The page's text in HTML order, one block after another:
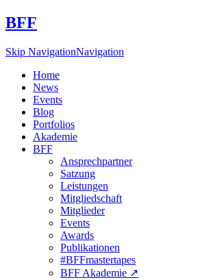
BFF
Skip NavigationNavigation
Home
News
Events
Blog
Portfolios
Akademie
BFF
Ansprechpartner
Satzung
Leistungen
Mitgliedschaft
Mitglieder
Events
Awards
Publikationen
#BFFmastertapes
BFF Akademie ↗︎